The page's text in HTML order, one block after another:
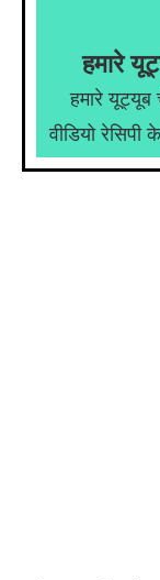
हमारे
हमारे
वीडियो